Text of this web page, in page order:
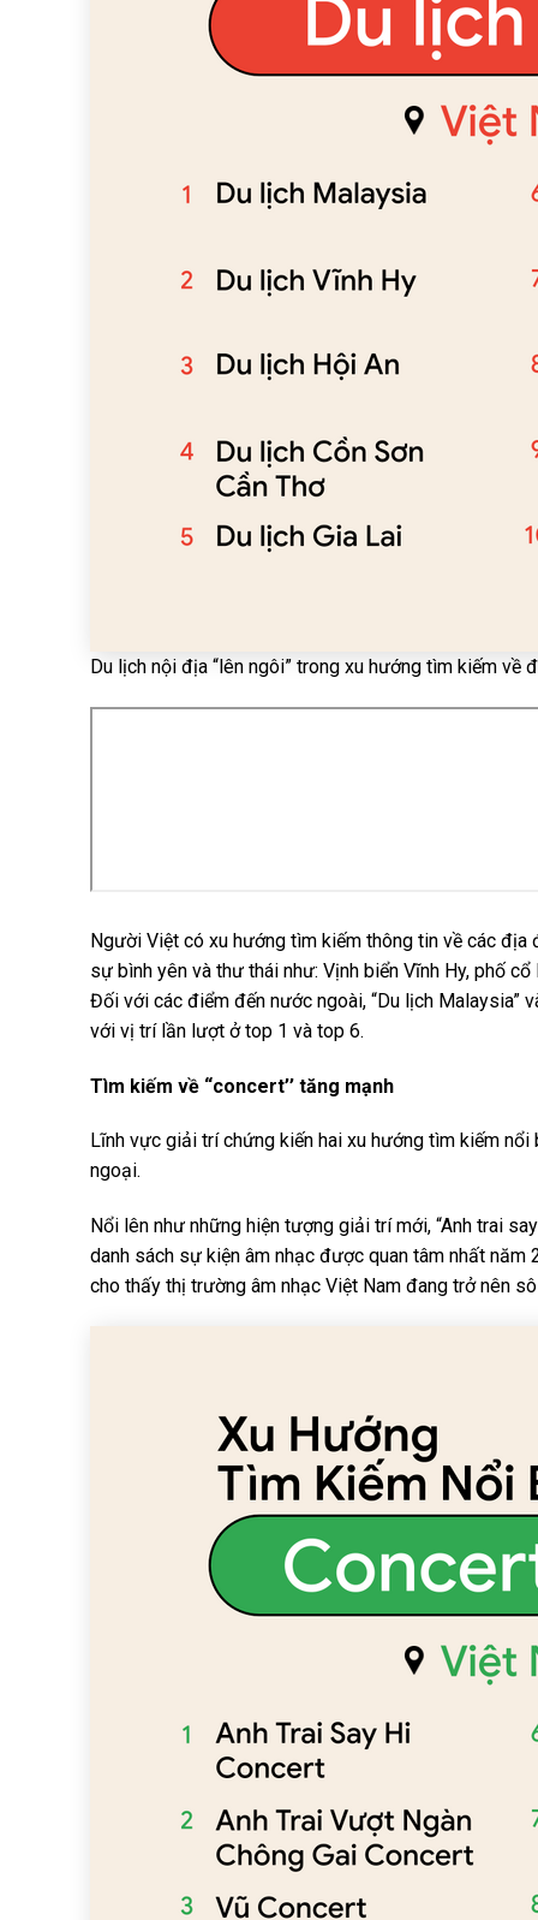
Du lịch nội địa “lên ngôi” trong xu hướng tìm kiếm về
Người Việt có xu hướng tìm kiếm thông tin về các
sự bình yên và thư thái như: Vịnh biển Vĩnh Hy, phố
Đối với các điểm đến nước ngoài, “Du lịch Malaysia”
với vị trí lần lượt ở top 1 và top 6.
Tìm kiếm về “concert’’ tăng mạnh
Lĩnh vực giải trí chứng kiến hai xu hướng tìm kiếm
ngoại.
Nổi lên như những hiện tượng giải trí mới, “Anh trai
danh sách sự kiện âm nhạc được quan tâm nhất
cho thấy thị trường âm nhạc Việt Nam đang trở nên